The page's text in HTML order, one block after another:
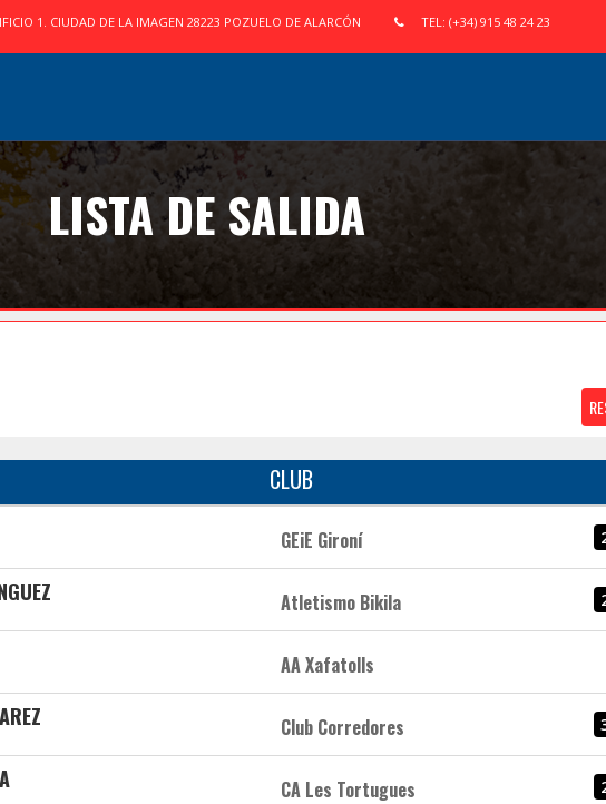
1. CIUDAD DE LA IMAGEN 28223 POZUELO DE ALARCÓN TEL: (+34) 915 48 24 23
LISTA DE SALIDA
CLUB
GEiE Gironí
Atletismo Bikila
AA Xafatolls
Club Corredores
CA Les Tortugues